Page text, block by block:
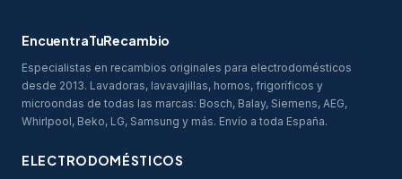
EncuentraTuRecambio
Especialistas en recambios originales para electrodomésticos
desde 2013. Lavadoras, lavavajillas, hornos, frigoríficos y
microondas de todas las marcas: Bosch, Balay, Siemens, AEG,
Whirlpool, Beko, LG, Samsung y más. Envío a toda España.
ELECTRODOMÉSTICOS